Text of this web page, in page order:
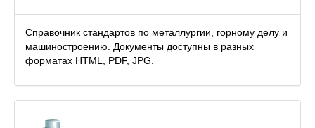
Справочник стандартов по металлургии, горному делу и
машиностроению. Документы доступны в разных
форматах HTML, PDF, JPG.